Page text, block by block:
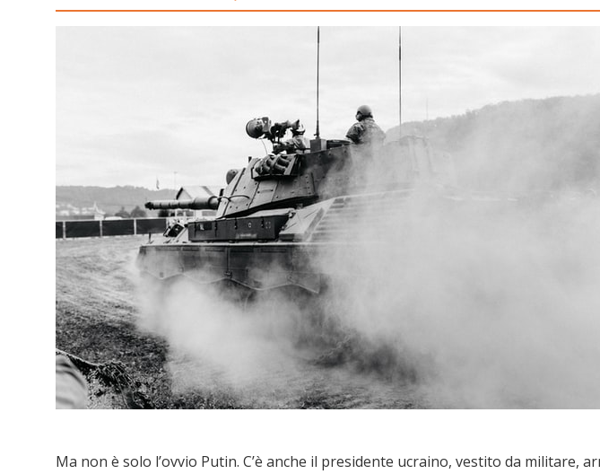
Ma non è solo l’ovvio Putin. C’è anche il presidente ucraino, vestito da militare,